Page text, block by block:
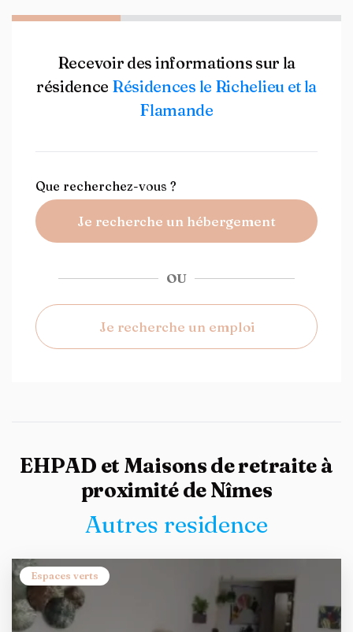
Recevoir des informations sur la
résidence Résidences le Richelieu et la
Flamande
Que recherchez-vous ?
Je recherche un hébergement
OU
Je recherche un emploi
EHPAD et Maisons de retraite à
proximité de Nîmes
Autres residence
Espaces verts